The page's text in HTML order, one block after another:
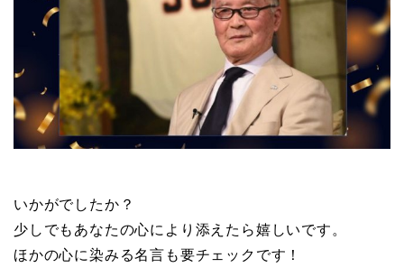
いかがでしたか？
少しでもあなたの心により添えたら嬉しいです。
ほかの心に染みる名言も要チェックです！